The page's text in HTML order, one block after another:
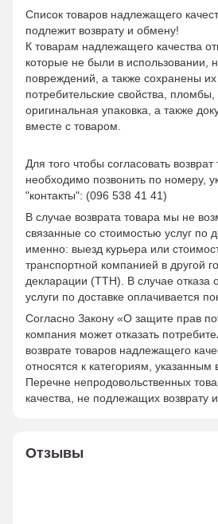
Список товаров надлежащего
подлежит возврату и обмену!
К товарам надлежащего качества
которые не были в использовании,
повреждений, а также сохранены их
потребительские свойства, пломбы,
оригинальная упаковка, а также
вместе с товаром.
Для того чтобы согласовать
необходимо позвонить по номеру,
"контакты": (096 538 41 41)
В случае возврата товара мы не
связанные со стоимостью услуг по
именно: выезд курьера или
транспортной компанией в другой
декларации (ТТН). В случае отказа
услуги по доставке оплачивается
Согласно Закону «О защите прав
компания может отказать
возврате товаров надлежащего
относятся к категориям,
Перечне непродовольственных
качества, не подлежащих возврату
Отзывы